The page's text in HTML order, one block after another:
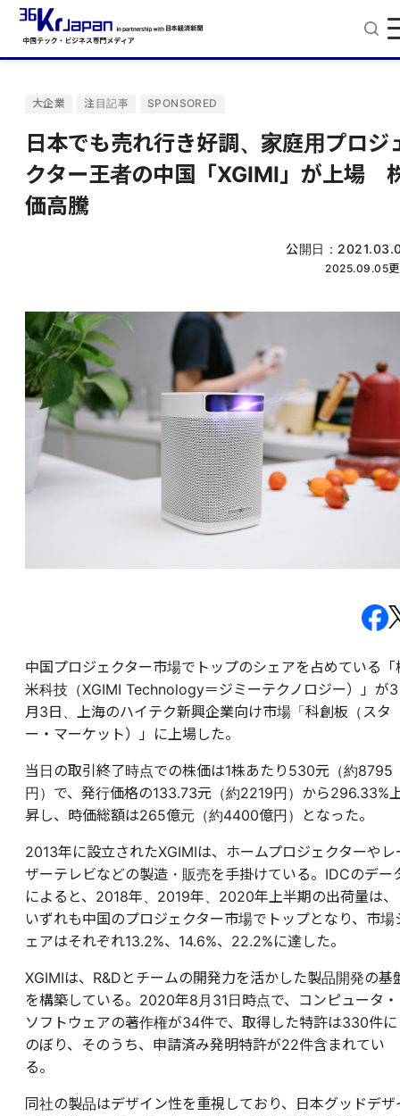
大企業 注目記事 SPONSORED
日本でも売れ行き好調、家庭用プロジ
クター王者の中国「XGIMI」が上場
価高騰
公開日：
2025.09.05
中国プロジェクター市場でトップのシェアを占めている「
米科技（XGIMI Technology＝ジミーテクノロジー）」が3
月3日、上海のハイテク新興企業向け市場「科創板（スタ
ー・マーケット）」に上場した。
当日の取引終了時点での株価は1株あたり530元（約8795
円）で、発行価格の133.73元（約2219円）から296.33%
昇し、時価総額は265億元（約4400億円）となった。
2013年に設立されたXGIMIは、ホームプロジェクターやレ
ザーテレビなどの製造・販売を手掛けている。IDCのデー
によると、2018年、2019年、2020年上半期の出荷量は、
いずれも中国のプロジェクター市場でトップとなり、市場
ェアはそれぞれ13.2%、14.6%、22.2%に達した。
XGIMIは、R&Dとチームの開発力を活かした製品開発の基
を構築している。2020年8月31日時点で、コンピュータ・
ソフトウェアの著作権が34件で、取得した特許は330件に
のぼり、そのうち、申請済み発明特許が22件含まれてい
る。
同社の製品はデザイン性を重視しており、日本グッドデザ